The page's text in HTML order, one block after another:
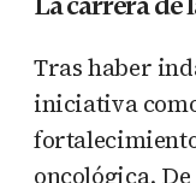
Tras haber
iniciativa
oncológica.